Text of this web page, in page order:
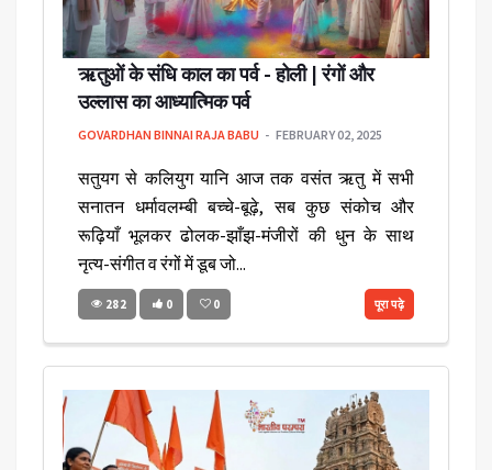
ऋतुओं के संधि काल का पर्व - होली | रंगों और
उल्लास का आध्यात्मिक पर्व
GOVARDHAN BINNAI RAJA BABU FEBRUARY 02, 2025
सतुयग से कलियुग यानि आज तक वसंत ऋतु में सभी
सनातन धर्मावलम्बी बच्चे-बूढ़े, सब कुछ संकोच और
रूढ़ियाँ भूलकर ढोलक-झाँझ-मंजीरों की धुन के साथ
नृत्य-संगीत व रंगों में डूब जो...
282 0 0 पूरा पढ़े